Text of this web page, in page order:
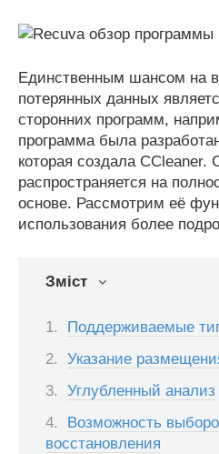
Единственным шансом на
потерянных данных
сторонних программ,
программа была
которая создала CCleaner.
распространяется на
основе. Рассмотрим её
использования более
Зміст
Поддерживаемые
Указание
Углубленный анализ
Возможность
восстановления